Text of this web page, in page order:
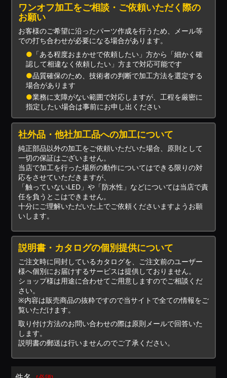
ワンオフ加工をご相談・ご依頼いただく際の
お願い
お客様のご希望に沿ったパーツ作成を行うため、メール等
での打ち合わせが必要になる場合があります。
● 「ある程度おまかせで依頼したい」方から「細かく確
認して相違なく依頼したい」方まで対応可能です
●品質確保のため、技術者の判断で加工方法を選定する
場合があります
●業務に支障がない範囲で対応しますが、工程を厳密に
指定したい場合は事前にお申し出ください
社外品・他社加工品への加工について
純正部品以外の加工をご依頼いただいた場合、原則として
一切の保証はございません。
当店で加工を行った場所の動作についてはできる限りの対
応をさせていただきますが、
「触っていないLED」や「防水性」などについては当店で責
任を負うとこはできません。
十分にご理解いただいた上でご依頼くださいますようお願
いします。
説明書・カタログの個別提供について
ご注文時に同封しているカタログを、ご注文前のユーザー
様へ個別にお届けするサービスは提供しておりません。
ショップ様は用途に合わせてご用意しますのでご相談くだ
さい。
※内容は販売商品の抜粋ですので当サイトで全ての情報をご
覧いただけます。
取り付け方法のお問い合わせの際は原則メールで回答いた
します。
説明書の郵送は行いませんのでご了承ください。